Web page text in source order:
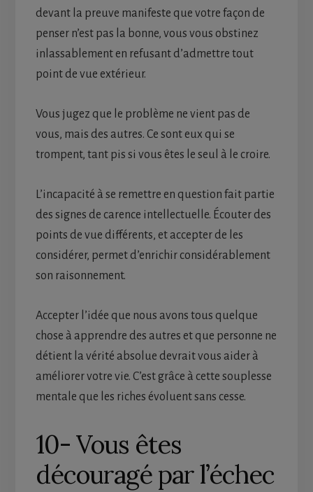
devant la preuve manifeste que votre façon de
penser n’est pas la bonne, vous vous obstinez
inlassablement en refusant d’admettre tout
point de vue extérieur.
Vous jugez que le problème ne vient pas de
vous, mais des autres. Ce sont eux qui se
trompent, tant pis si vous êtes le seul à le croire.
L’incapacité à se remettre en question fait partie
des signes de carence intellectuelle. Écouter des
points de vue différents, et accepter de les
considérer, permet d’enrichir considérablement
son raisonnement.
Accepter l’idée que nous avons tous quelque
chose à apprendre des autres et que personne ne
détient la vérité absolue devrait vous aider à
améliorer votre vie. C’est grâce à cette souplesse
mentale que les riches évoluent sans cesse.
10- Vous êtes
découragé par l’échec